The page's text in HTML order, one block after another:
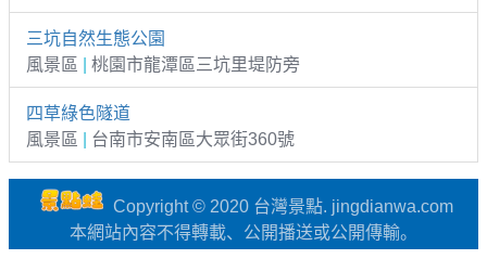
三坑自然生態公園
風景區
桃園市龍潭區三坑里堤防旁
四草綠色隧道
風景區
台南市安南區大眾街360號
Copyright © 2020 台灣景點. jingdianwa.com
本網站內容不得轉載、公開播送或公開傳輸。